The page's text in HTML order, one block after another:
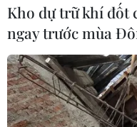
Quan hệ Đối tác
Nga phát triển
23/03/2018 11:50
Quan hệ Việt-Nga thời
Kho dự trữ khí đốt
ngay trước mùa